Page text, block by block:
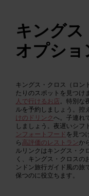
キング
オプショ
キングス・クロス（ロン
たりのスポットを見つけ
人で行けるお店。特別な
ルを予約しましょう。控
けのドリンクへ。子連れ
しましょう。夜遅いシフ
ンフォートフード を見つ
ら高評価のレストランか
ルリンクはキングス・ク
く、キングス・クロスの
ンドン旅行ガイド風の旅
保つのに役立ちます。